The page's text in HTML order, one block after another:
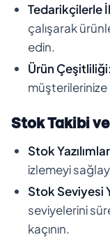
Tedarikçilerle
çalışarak
edin.
Ürün Çeşitliliği:
Stok Takibi
Stok
izlemeyi
Stok Seviyesi
seviyelerini
kaçının.